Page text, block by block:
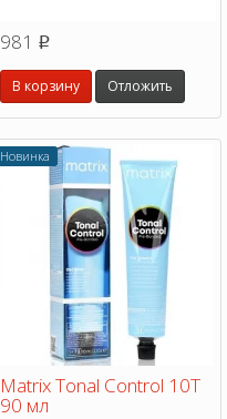
981 p
В корзину Отложить
Новинка
Matrix Tonal Control 10T
90 мл